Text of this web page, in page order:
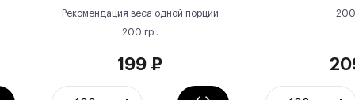
Рекомендация веса одной порции
200 гр..
199 ₽
200